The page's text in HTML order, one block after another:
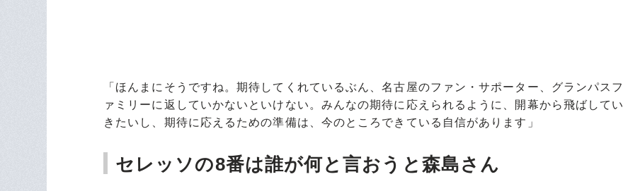
「ほんまにそうですね。期待してくれているぶん、名古屋のファン・サポーター、グランパスフ
ァミリーに返していかないといけない。みんなの期待に応えられるように、開幕から飛ばしてい
きたいし、期待に応えるための準備は、今のところできている自信があります」
セレッソの8番は誰が何と言おうと森島さん